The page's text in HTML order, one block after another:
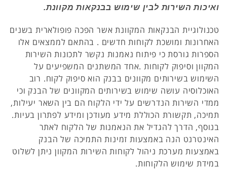
ואיכות השירות לבין שימוש בבנקאות מקוונת.
טכנולוגיית הבנקאות המקוונת אשר הפכה פופולארית בשנים
האחרונות ומושכת לקוחות חדשים . בהתאם לממצאים אלו
הספרות גורסת כי פיתוח נאמנות נקשר לתכונות השירות
המקוון וסיפוק לקוחות .אחד המשתנים המשפיעים על
השימוש בשירותים מקוונים בבנק הוא סיפוק לקוח. רוב
האוכלוסיה עושה שימוש בשירותים המקוונים של הבנק וכי
ממדי השירות הנדרשים על ידי הלקוח הם בין השאר יעילות,
תמיכה, תקשורת הכוללת מידע מעודכן ומידע לפתרון בעיות.
בנוסף, הדרך להגדיל את הנאמנות של הלקוח לאתר
האינטרנט הנה באמצעות זמינות התמיכה של הבנק
באמצעות מערכת ניהול לקוחות השירות המקוון ניתן לשלוט
במידת שימוש הלקוחות.